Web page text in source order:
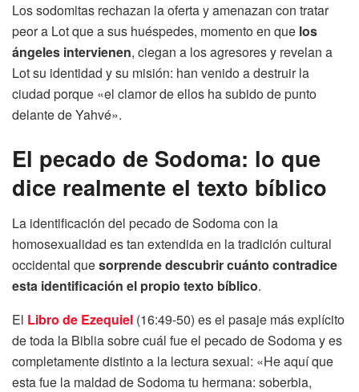
Los sodomitas rechazan la oferta y amenazan con tratar
peor a Lot que a sus huéspedes, momento en que los
ángeles intervienen, ciegan a los agresores y revelan a
Lot su identidad y su misión: han venido a destruir la
ciudad porque «el clamor de ellos ha subido de punto
delante de Yahvé».
El pecado de Sodoma: lo que
dice realmente el texto bíblico
La identificación del pecado de Sodoma con la
homosexualidad es tan extendida en la tradición cultural
occidental quesorprende descubrir cuánto contradice
esta identificación el propio texto bíblico.
El Libro de Ezequiel (16:49-50) es el pasaje más explícito
de toda la Biblia sobre cuál fue el pecado de Sodoma y es
completamente distinto a la lectura sexual: «He aquí que
esta fue la maldad de Sodoma tu hermana: soberbia,